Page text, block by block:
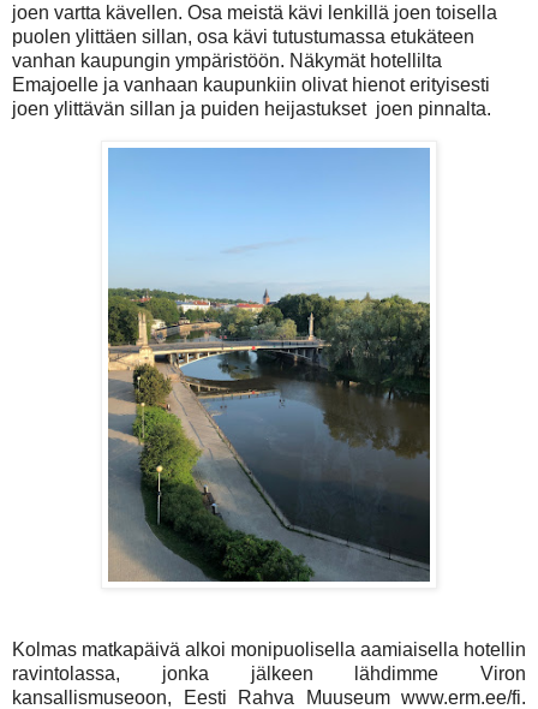
joen vartta kävellen. Osa meistä kävi lenkillä joen toisella
puolen ylittäen sillan, osa kävi tutustumassa etukäteen
vanhan kaupungin ympäristöön. Näkymät hotellilta
Emajoelle ja vanhaan kaupunkiin olivat hienot erityisesti
joen ylittävän sillan ja puiden heijastukset joen pinnalta.
Kolmas matkapäivä alkoi monipuolisella aamiaisella hotellin
ravintolassa, jonka jälkeen lähdimme Viron
kansallismuseoon, Eesti Rahva Muuseum www.erm.ee/fi.